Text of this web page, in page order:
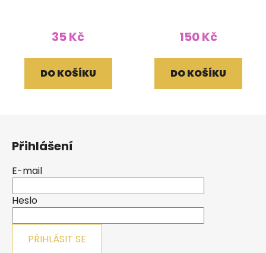
35 Kč
DO KOŠÍKU
150 Kč
DO KOŠÍKU
Přihlášení
E-mail
Heslo
PŘIHLÁSIT SE